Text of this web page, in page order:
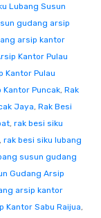
Lubang Susun
gudang arsip
arsip kantor
Kantor Pulau
Kantor Pulau
Kantor Puncak, Rak
Jaya, Rak Besi
, rak besi siku
, rak besi siku lubang
susun gudang
Gudang Arsip
arsip kantor
Kantor Sabu Raijua,